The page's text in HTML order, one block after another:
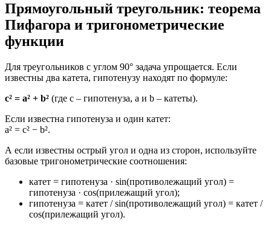
Прямоугольный треугольник: теорема
Пифагора и тригонометрические
функции
Для треугольников с углом 90° задача упрощается. Если
известны два катета, гипотенузу находят по формуле:
c² = a² + b² (где c – гипотенуза, a и b – катеты).
Если известна гипотенуза и один катет:
a² = c² − b².
А если известны острый угол и одна из сторон, используйте
базовые тригонометрические соотношения:
катет = гипотенуза · sin(противолежащий угол) =
гипотенуза · cos(прилежащий угол);
гипотенуза = катет / sin(противолежащий угол) = катет /
cos(прилежащий угол).